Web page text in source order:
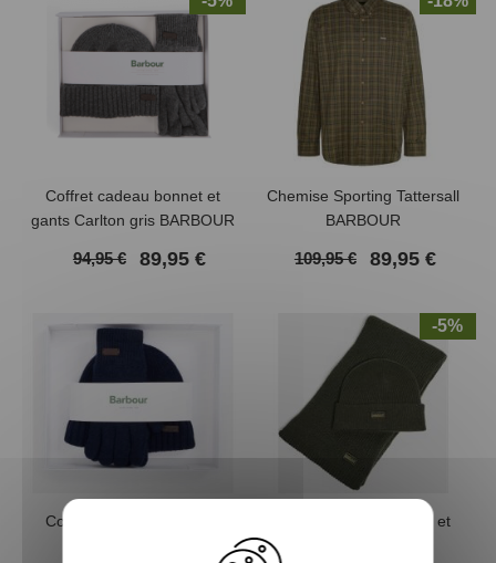
(1 avis)
Coffret cadeau bonnet et
gants Carlton gris BARBOUR
94,95 € 89,95 €
Chemise Sporting Tattersall
BARBOUR
109,95 € 89,95 €
Coffret cadeau bonnet et
-5%
Coffret cadeau bonnet et